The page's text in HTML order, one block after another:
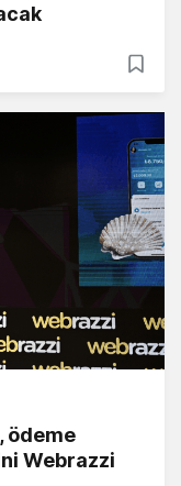
ödeme
Webrazzi